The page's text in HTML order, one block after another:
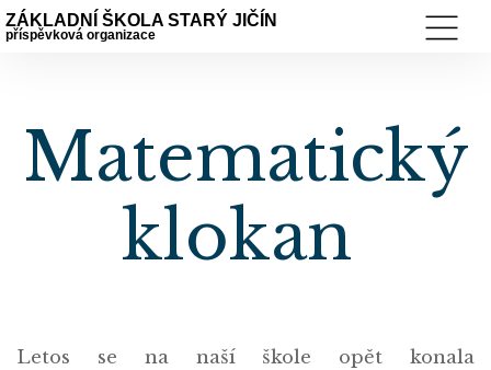
ZÁKLADNÍ ŠKOLA STARÝ JIČÍN
příspěvková organizace
Matematický
klokan
Letos se na naší škole opět konala